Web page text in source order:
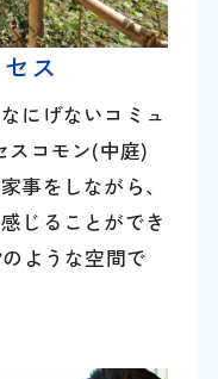
ス
にげないコミュ
スコモン(中庭)
事をしながら、
じることができ
ような空間で